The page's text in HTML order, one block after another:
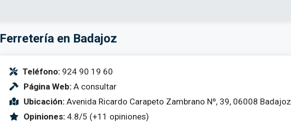
Ferretería en Badajoz
Teléfono:924 90 19 60
Página Web:A consultar
Ubicación:Avenida Ricardo Carapeto Zambrano Nº, 39, 06008 Badajoz
Opiniones:4.8/5 (+11 opiniones)